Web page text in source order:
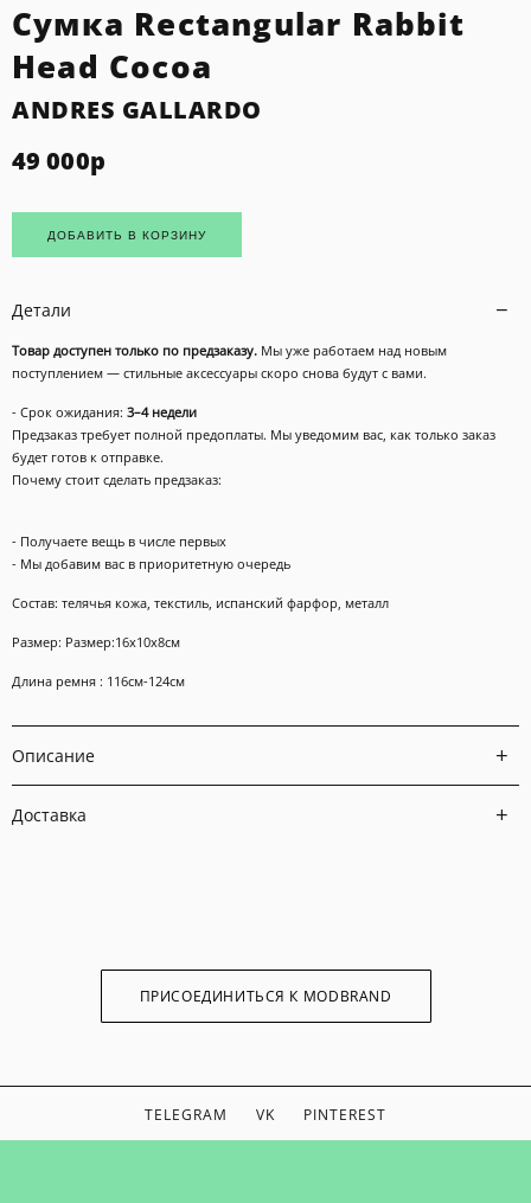
Сумка Rectangular Rabbit
Head Cocoa
ANDRES GALLARDO
49 000р
ДОБАВИТЬ В КОРЗИНУ
Детали
Товар доступен только по предзаказу. Мы уже работаем над новым
поступлением — стильные аксессуары скоро снова будут с вами.
- Срок ожидания: 3–4 недели
Предзаказ требует полной предоплаты. Мы уведомим вас, как только заказ
будет готов к отправке.
Почему стоит сделать предзаказ:
- Получаете вещь в числе первых
- Мы добавим вас в приоритетную очередь
Состав: телячья кожа, текстиль, испанский фарфор, металл
Размер: Размер:16х10х8см
Длина ремня : 116см-124см
Описание
Доставка
ПРИСОЕДИНИТЬСЯ К MODBRAND
TELEGRAM VK PINTEREST